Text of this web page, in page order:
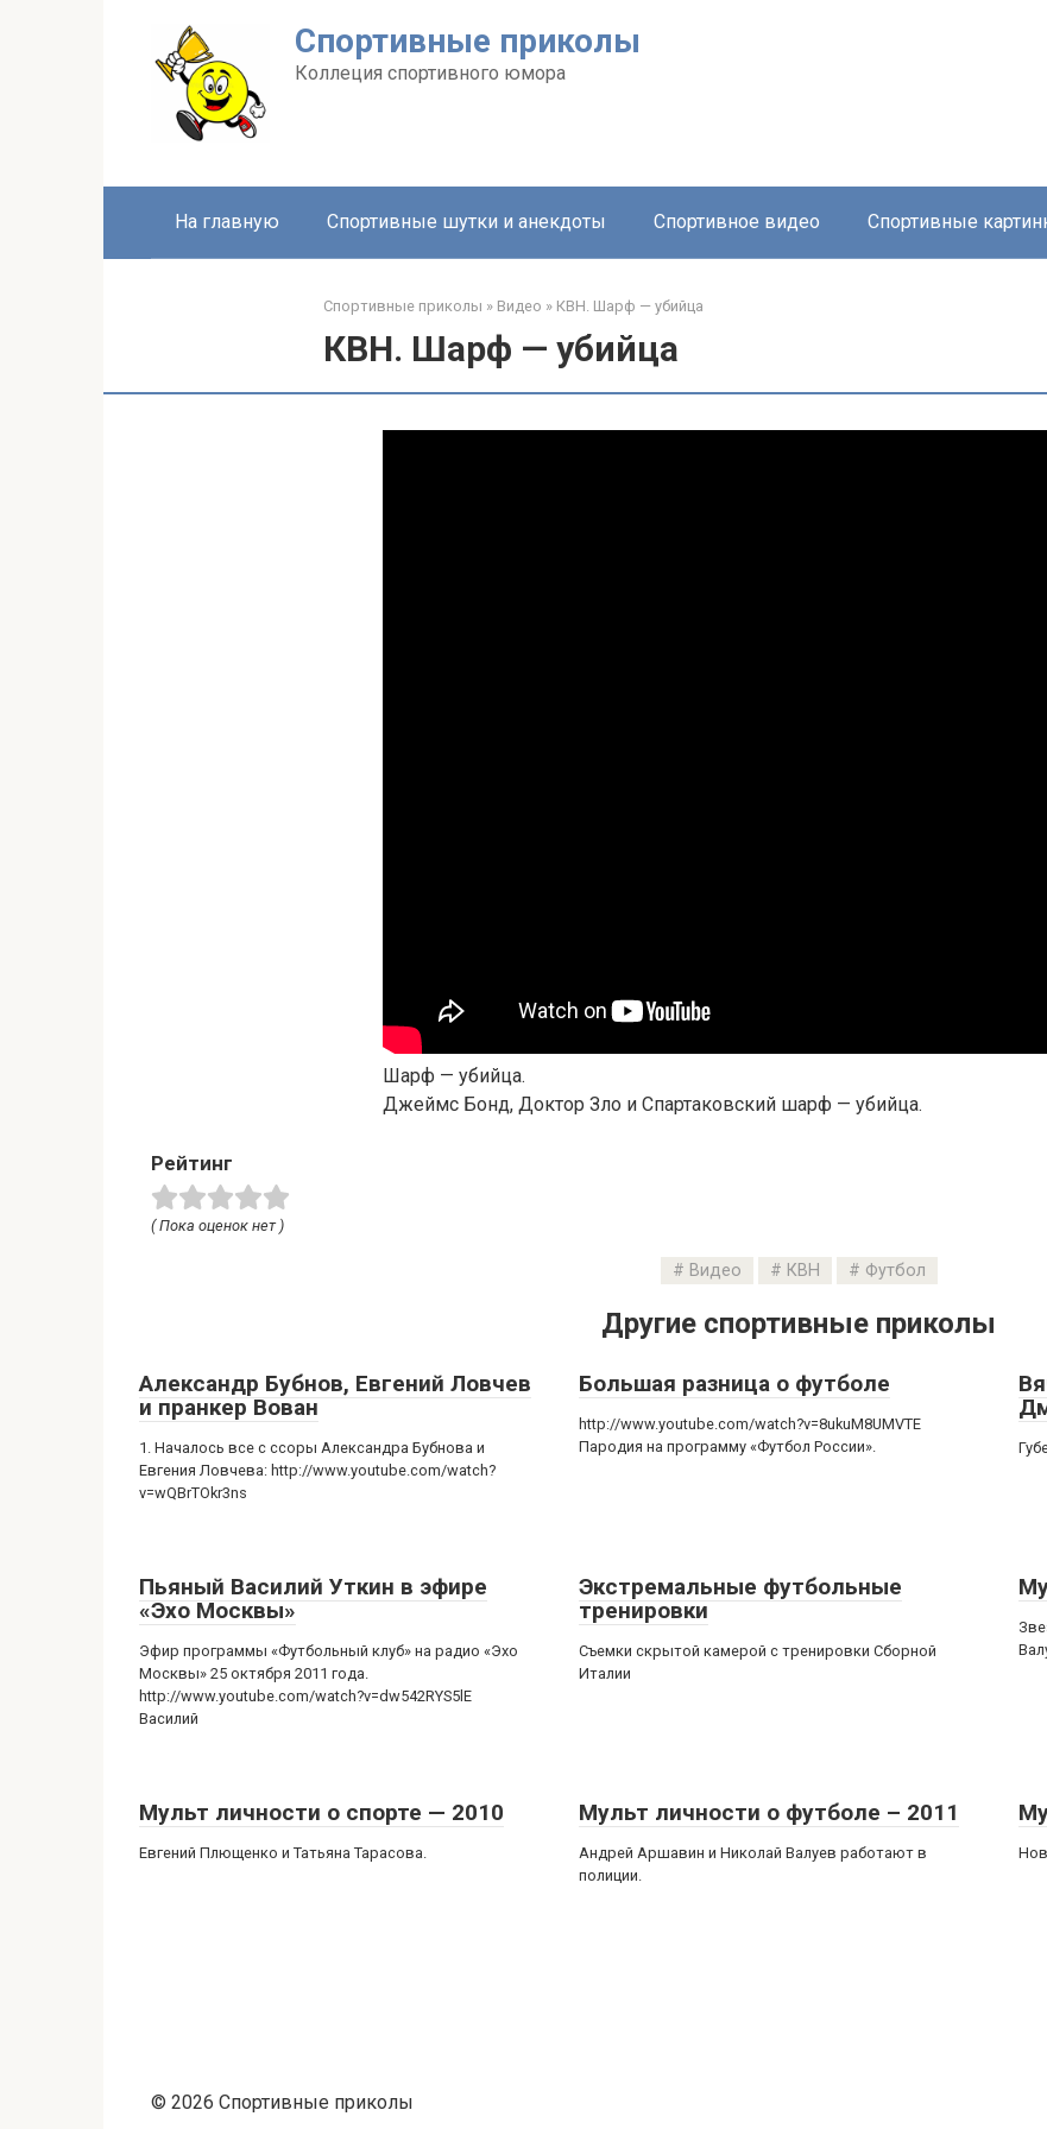
Спортивные приколы
Коллеция спортивного юмора
На главную Спортивные шутки и анекдоты Спортивное видео Спортивные
Спортивные приколы » Видео » КВН. Шарф — убийца
КВН. Шарф — убийца
Шарф — убийца.
Джеймс Бонд, Доктор Зло и Спартаковский шарф — убийца.
Рейтинг
( Пока оценок нет )
Видео КВН Футбол
Другие спортивные приколы
Александр Бубнов, Евгений Ловчев
и пранкер Вован
1. Началось все с ссоры Александра Бубнова и
Евгения Ловчева: http://www.youtube.com/watch?
v=wQBrTOkr3ns
Большая разница о футболе
http://www.youtube.com/watch?v=8ukuM8UMVTE
Пародия на программу «Футбол России».
Пьяный Василий Уткин в эфире
«Эхо Москвы»
Эфир программы «Футбольный клуб» на радио «Эхо
Москвы» 25 октября 2011 года.
http://www.youtube.com/watch?v=dw542RYS5lE
Василий
Экстремальные футбольные
тренировки
Съемки скрытой камерой с тренировки Сборной
Италии
Мульт личности о спорте — 2010
Евгений Плющенко и Татьяна Тарасова.
Мульт личности о футболе – 2011
Андрей Аршавин и Николай Валуев работают в
полиции.
© 2026 Спортивные приколы